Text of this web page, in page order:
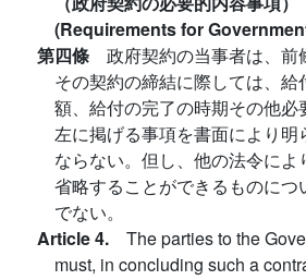
(Requirements for
第四條 政府契約の当事者は、前
その契約の締結に際しては、
額、給付の完了の時期その他必
左に掲げる事項を書面により明
ならない。但し、他の法令によ
省略することができるものにつ
でない。
Article 4. The parties to the
must, in concluding such a